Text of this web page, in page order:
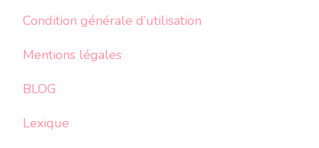
Condition générale d’utilisation
Mentions légales
BLOG
Lexique